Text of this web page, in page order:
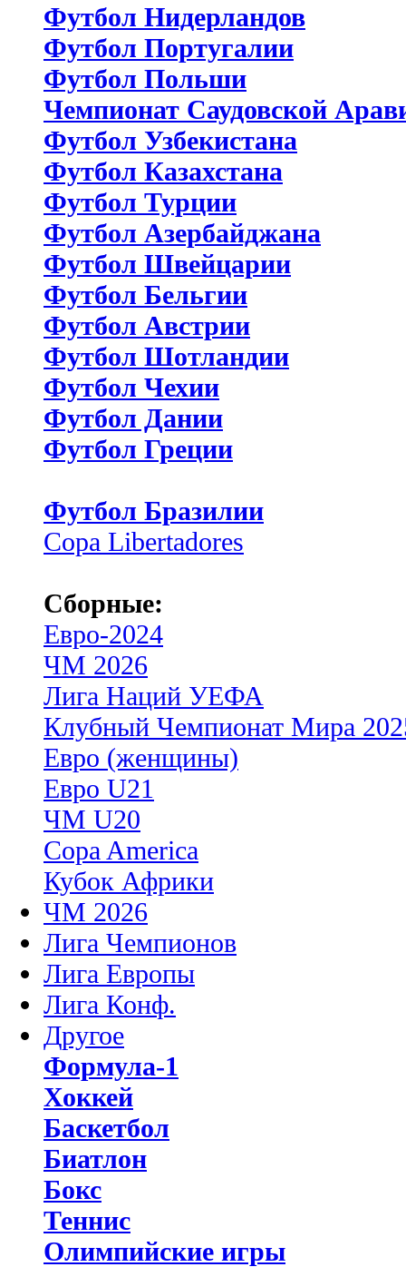
Футбол Нидерландов
Футбол Португалии
Футбол Польши
Чемпионат Саудовской
Футбол Узбекистана
Футбол Казахстана
Футбол Турции
Футбол Азербайджана
Футбол Швейцарии
Футбол Бельгии
Футбол Австрии
Футбол Шотландии
Футбол Чехии
Футбол Дании
Футбол Греции
Футбол Бразилии
Copa Libertadores
Сборные:
Евро-2024
ЧМ 2026
Лига Наций УЕФА
Клубный Чемпионат Мира
Евро (женщины)
Евро U21
ЧМ U20
Copa America
Кубок Африки
ЧМ 2026
Лига Чемпионов
Лига Европы
Лига Конф.
Другое
Формула-1
Хоккей
Баскетбол
Биатлон
Бокс
Теннис
Олимпийские игры